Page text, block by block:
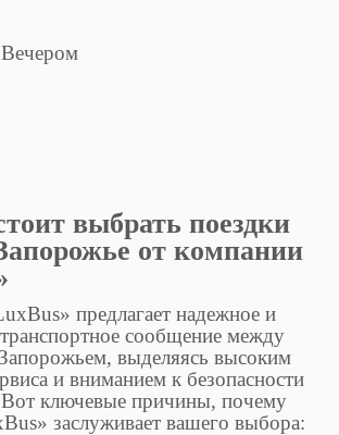
Вечером
выбрать поездки
от компании
предлагает надежное и
сообщение между
выделяясь высоким
и вниманием к безопасности
Вот ключевые причины, почему
заслуживает вашего выбора: